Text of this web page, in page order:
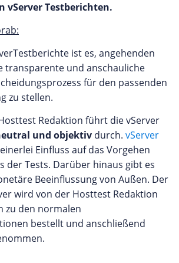
vServer Testberichten.
ist es, angehenden
transparente und anschauliche
für den passenden
zu stellen.
Redaktion führt die vServer
und objektiv durch. vServer
Einfluss auf das Vorgehen
der Tests. Darüber hinaus gibt es
Beeinflussung von Außen. Der
wird von der Hosttest Redaktion
zu den normalen
bestellt und anschließend